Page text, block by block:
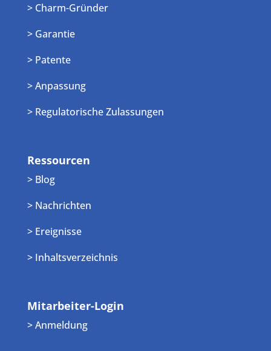
> Charm-Gründer
> Garantie
> Patente
> Anpassung
> Regulatorische Zulassungen
Ressourcen
> Blog
> Nachrichten
> Ereignisse
> Inhaltsverzeichnis
Mitarbeiter-Login
> Anmeldung